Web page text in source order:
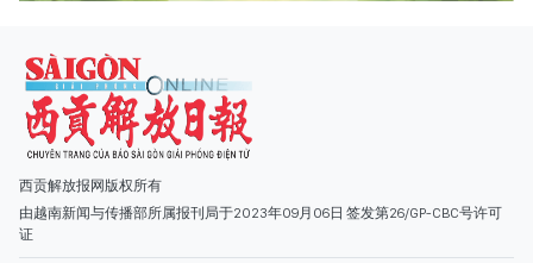
阮克强、陈嘉宝
主编: 阮玉英
社址: 胡志明市棋盘坊阮氏明开街432-434号
总台: (028) 39294091 - 转 060
电子信箱